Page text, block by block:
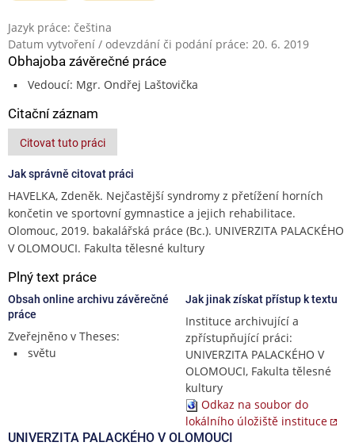
Jazyk práce: čeština
Datum vytvoření / odevzdání či podání práce: 20. 6. 2019
Obhajoba závěrečné práce
Vedoucí: Mgr. Ondřej Laštovička
Citační záznam
Citovat tuto práci
Jak správně citovat práci
HAVELKA, Zdeněk. Nejčastější syndromy z přetížení horních
končetin ve sportovní gymnastice a jejich rehabilitace.
Olomouc, 2019. bakalářská práce (Bc.). UNIVERZITA PALACKÉHO
V OLOMOUCI. Fakulta tělesné kultury
Plný text práce
Obsah online archivu závěrečné
práce
Zveřejněno v Theses:
světu
Jak jinak získat přístup k textu
Instituce archivující a
zpřístupňující práci:
UNIVERZITA PALACKÉHO V
OLOMOUCI, Fakulta tělesné
kultury
Odkaz na soubor do
lokálního úložiště instituce
UNIVERZITA PALACKÉHO V OLOMOUCI